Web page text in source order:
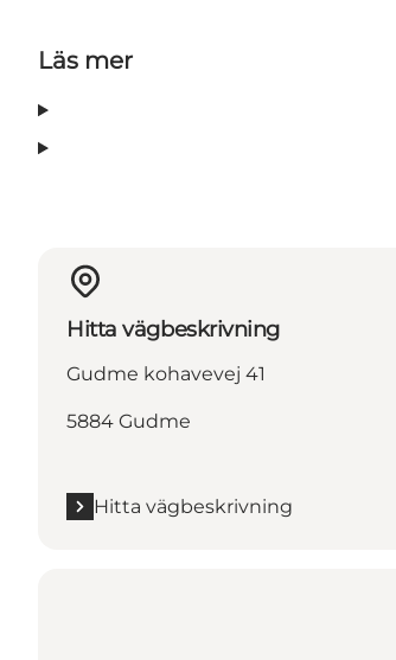
Läs mer
Hitta vägbeskrivning
Gudme kohavevej 41
5884 Gudme
Hitta vägbeskrivning